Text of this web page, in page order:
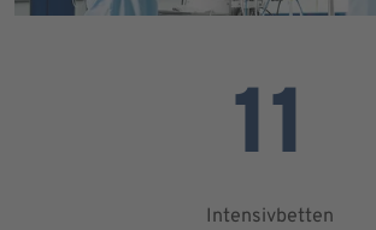
11
Intensivbetten